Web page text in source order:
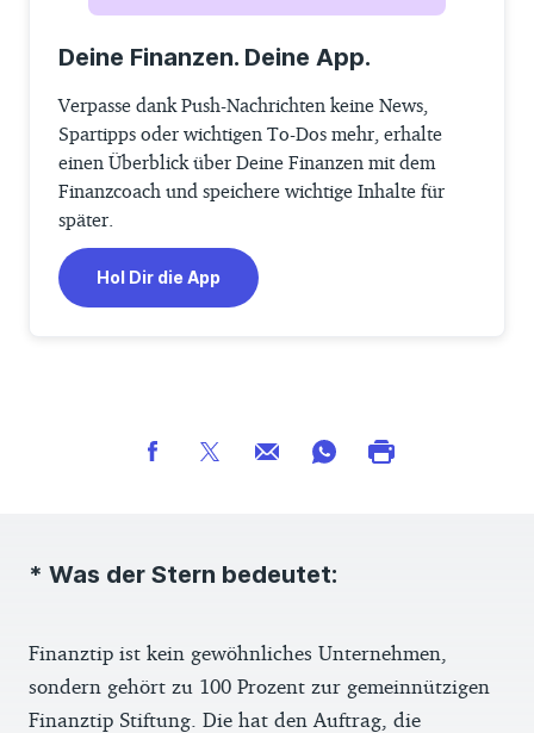
Deine Finanzen. Deine App.
Verpasse dank Push-Nachrichten keine News,
Spartipps oder wichtigen To-Dos mehr, erhalte
einen Überblick über Deine Finanzen mit dem
Finanzcoach und speichere wichtige Inhalte für
später.
Hol Dir die App
* Was der Stern bedeutet:
Finanztip ist kein gewöhnliches Unternehmen,
sondern gehört zu 100 Prozent zur gemeinnützigen
Finanztip Stiftung. Die hat den Auftrag, die